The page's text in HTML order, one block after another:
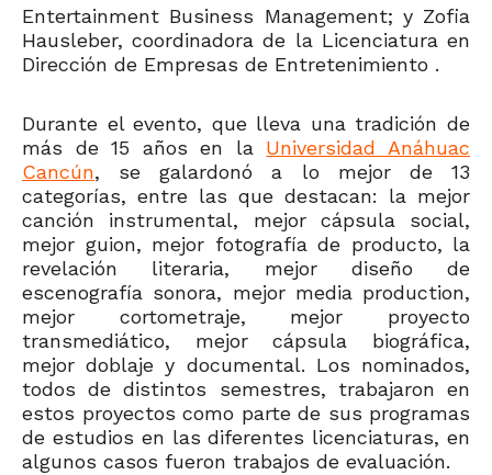
Entertainment Business Management; y Zofia
Hausleber, coordinadora de la Licenciatura en
Dirección de Empresas de Entretenimiento .
Durante el evento, que lleva una tradición de
más de 15 años en la Universidad Anáhuac
Cancún, se galardonó a lo mejor de 13
categorías, entre las que destacan: la mejor
canción instrumental, mejor cápsula social,
mejor guion, mejor fotografía de producto, la
revelación literaria, mejor diseño de
escenografía sonora, mejor media production,
mejor cortometraje, mejor proyecto
transmediático, mejor cápsula biográfica,
mejor doblaje y documental. Los nominados,
todos de distintos semestres, trabajaron en
estos proyectos como parte de sus programas
de estudios en las diferentes licenciaturas, en
algunos casos fueron trabajos de evaluación.